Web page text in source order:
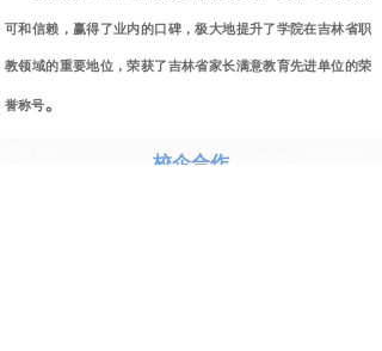
可和信赖，赢得了业内的口碑，极大地提升了学院在吉林省职
教领域的重要地位，荣获了吉林省家长满意教育先进单位的荣
誉称号。
校企合作